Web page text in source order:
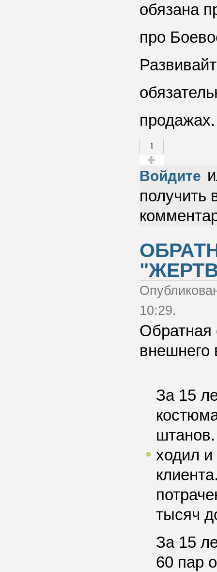
обязана
про
продажах.
1
Голос за!
Войдите
получить
10:29.
Обратная
За 15
штанов.
ходил
тысяч
За 15
60 пар